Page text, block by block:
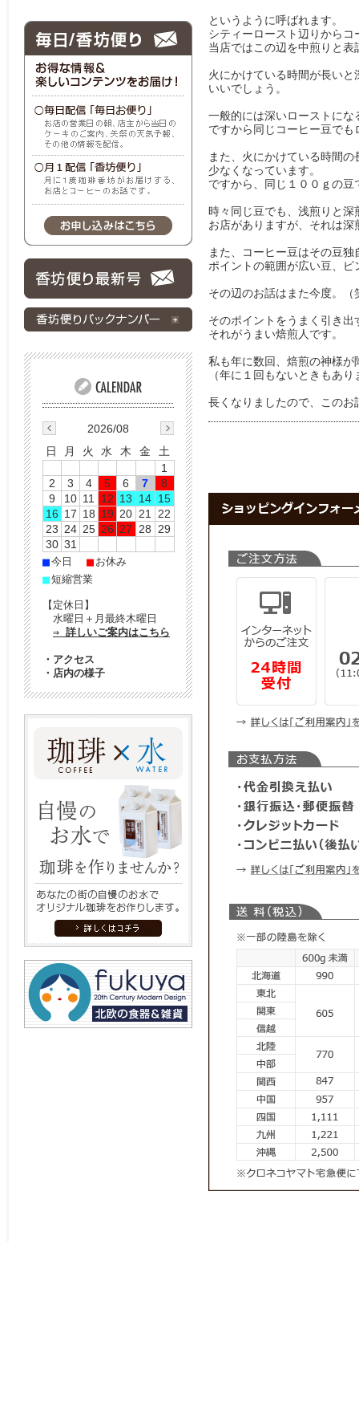
というように呼ばれます。
シティーロースト辺りから
当店ではこの辺を中煎りと表
火にかけている時間が長い
いいでしょう。
一般的には深いローストに
ですから同じコーヒー豆で
また、火にかけている時間
少なくなっています。
ですから、同じ１００ｇの豆
時々同じ豆でも、浅煎りと
お店がありますが、それは
また、コーヒー豆はその豆
ポイントの範囲が広い豆、
その辺のお話はまた今度。（
そのポイントをうまく引き出
それがうまい焙煎人です。
私も年に数回、焙煎の神様
（年に１回もないときもあ
長くなりましたので、このお
2026/08
日
月 火 水 木 金
土
1
2
3 4 5 6 7
8
9
10 11 12 13 14 15
16 17 18 19 20 21
22
23 24 25 26 27 28
29
30 31
■今日 ■ お休み
■短縮営業
【定休日】
水曜日＋月最終木曜日
⇒ 詳しいご案内はこちら
・ アクセス
・ 店内の様子